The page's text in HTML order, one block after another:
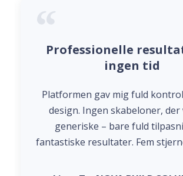
Professionelle
ingen tid
Platformen gav mig fuld
design. Ingen skabeloner, der
generiske – bare fuld
fantastiske resultater. Fem